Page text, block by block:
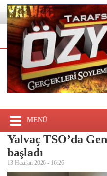
MENÜ
Yalvaç TSO’da
başladı
13 Haziran 2026 - 16:26